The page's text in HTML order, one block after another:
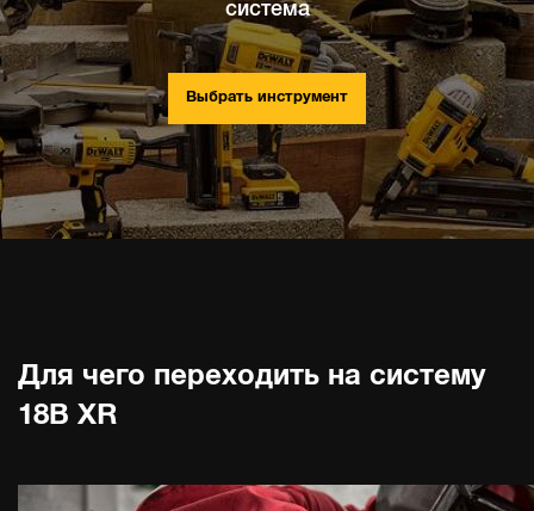
система
Выбрать инструмент
Для чего переходить на систему
18В XR